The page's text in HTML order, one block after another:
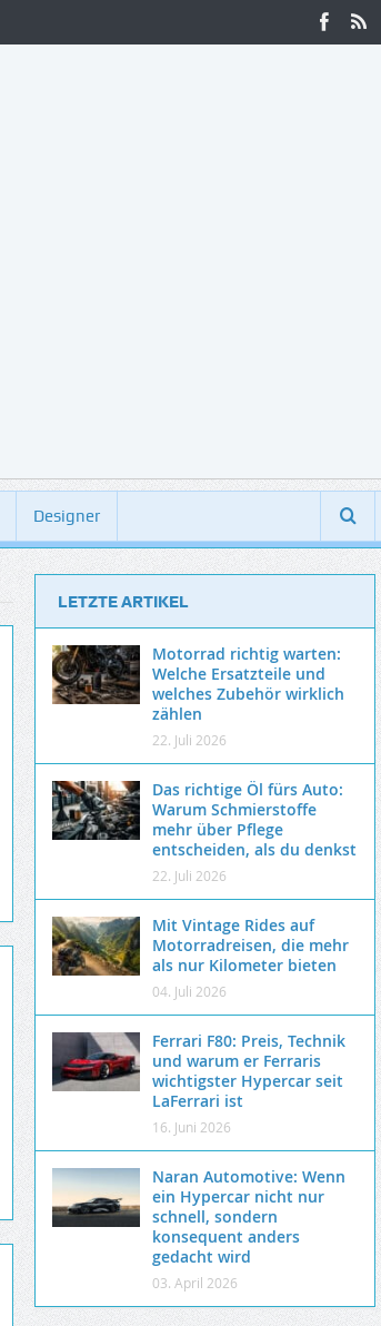
Designer
LETZTE ARTIKEL
Motorrad richtig warten:
Welche Ersatzteile und
welches Zubehör wirklich
zählen
22. Juli 2026
Das richtige Öl fürs Auto:
Warum Schmierstoffe
mehr über Pflege
entscheiden, als du denkst
22. Juli 2026
Mit Vintage Rides auf
Motorradreisen, die mehr
als nur Kilometer bieten
04. Juli 2026
Ferrari F80: Preis, Technik
und warum er Ferraris
wichtigster Hypercar seit
LaFerrari ist
16. Juni 2026
Naran Automotive: Wenn
ein Hypercar nicht nur
schnell, sondern
konsequent anders
gedacht wird
03. April 2026